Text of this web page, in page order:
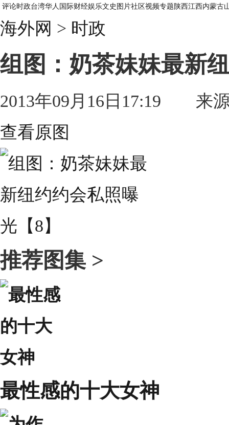
评论时政台湾华人 国际财经娱乐文史 图片社区视频专题 陕西江西内蒙古
海外网 > 时政
组图：奶茶妹妹最新
2013年09月16日17:19 来
查看原图
推荐图集 >
最性感的十大女神